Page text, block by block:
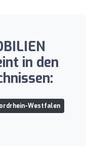
in den
Westfalen